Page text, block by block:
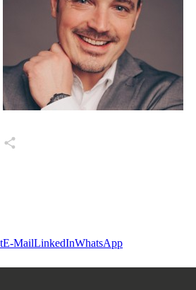
Markus Wessel
E-MailLinkedInWhatsApp